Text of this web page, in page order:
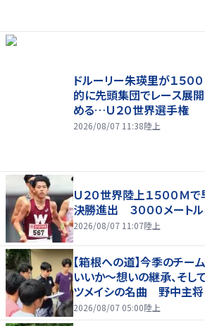
ドルーリー朱瑛里が１５
的に先頭集団でレース展
める…Ｕ２０世界選手権
2026/08/07 11:38陸上
Ｕ２０世界陸上１５００Ｍ
決勝進出 ３０００メート
2026/08/07 11:07陸上
【箱根への道】今季のチー
いいか～想いの継承、そし
ツメイシの名曲 野中主将
を引っ張る…夏合宿特集第
2026/08/07 05:00陸上